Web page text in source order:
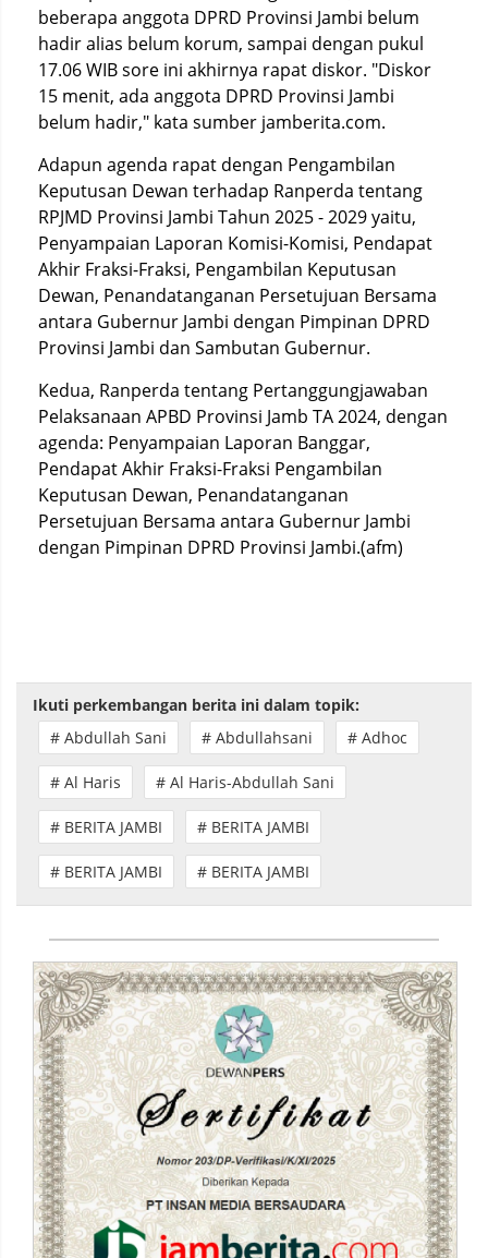
beberapa anggota DPRD Provinsi Jambi belum
hadir alias belum korum, sampai dengan pukul
17.06 WIB sore ini akhirnya rapat diskor. "Diskor
15 menit, ada anggota DPRD Provinsi Jambi
belum hadir," kata sumber jamberita.com.
Adapun agenda rapat dengan Pengambilan
Keputusan Dewan terhadap Ranperda tentang
RPJMD Provinsi Jambi Tahun 2025 - 2029 yaitu,
Penyampaian Laporan Komisi-Komisi, Pendapat
Akhir Fraksi-Fraksi, Pengambilan Keputusan
Dewan, Penandatanganan Persetujuan Bersama
antara Gubernur Jambi dengan Pimpinan DPRD
Provinsi Jambi dan Sambutan Gubernur.
Kedua, Ranperda tentang Pertanggungjawaban
Pelaksanaan APBD Provinsi Jamb TA 2024, dengan
agenda: Penyampaian Laporan Banggar,
Pendapat Akhir Fraksi-Fraksi Pengambilan
Keputusan Dewan, Penandatanganan
Persetujuan Bersama antara Gubernur Jambi
dengan Pimpinan DPRD Provinsi Jambi.(afm)
Ikuti perkembangan berita ini dalam topik:
# Abdullah Sani
# Abdullahsani # Adhoc
# Al Haris # Al Haris-Abdullah Sani
# BERITA JAMBI # BERITA JAMBI
# BERITA JAMBI # BERITA JAMBI